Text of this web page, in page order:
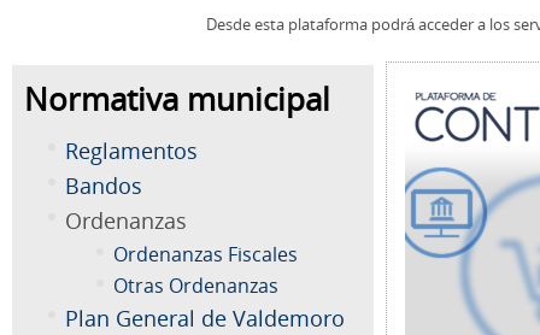
Desde esta plataforma podrá acceder a los
Normativa municipal
Reglamentos
Bandos
Ordenanzas
Ordenanzas Fiscales
Otras Ordenanzas
Plan General de Valdemoro